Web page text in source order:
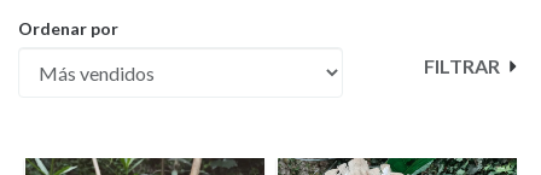
Ordenar por
FILTRAR